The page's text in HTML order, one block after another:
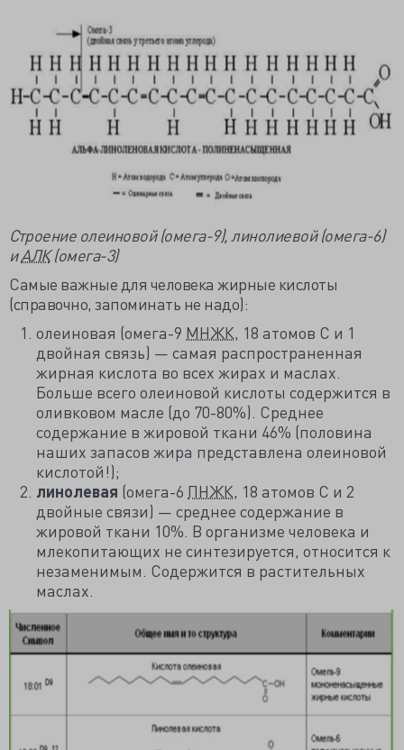
Строение олеиновой (омега-9), линолиевой (омега-6)
иАЛК(омега-3)
Самые важные для человека жирные кислоты
(справочно, запоминать не надо):
олеиновая (омега-9 МНЖК, 18 атомов С и 1
двойная связь) — самая распространенная
жирная кислота во всех жирах и маслах.
Больше всего олеиновой кислоты содержится в
оливковом масле (до 70-80%). Среднее
содержание в жировой ткани 46% (половина
наших запасов жира представлена олеиновой
кислотой!);
линолевая (омега-6 ПНЖК, 18 атомов С и 2
двойные связи) — среднее содержание в
жировой ткани 10%. В организме человека и
млекопитающих не синтезируется, относится к
незаменимым. Содержится в растительных
маслах.